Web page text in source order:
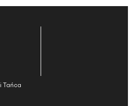
Tańca